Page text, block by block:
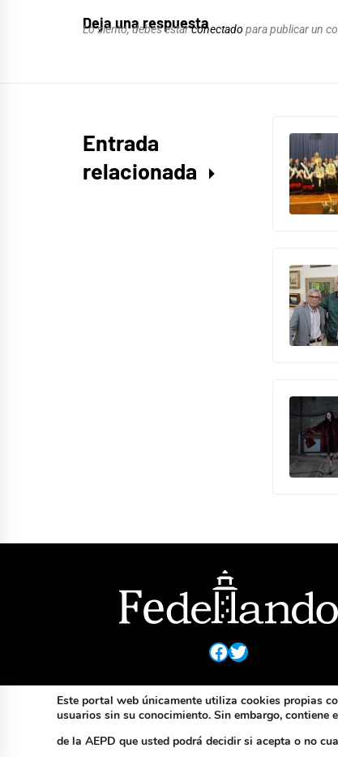
Deja una respuesta
Lo siento, debes estarconectado para publicar un
Entrada
relacionada
Facebook
Twitter
Este portal web únicamente utiliza cookies propias
usuarios sin su conocimiento. Sin embargo,
de la AEPD que usted podrá decidir si acepta o no